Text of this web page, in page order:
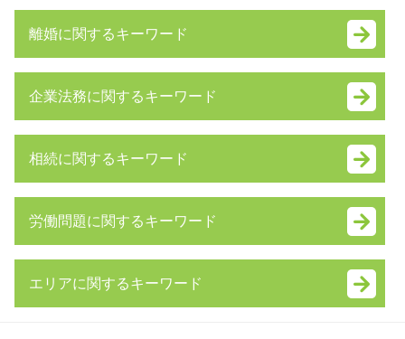
離婚に関するキーワード
共同親権 メリット デメリット
モラハラ 離婚 証拠
離婚 調停 親権
親権 とは
離婚 親権 父親
企業法務に関するキーワード
m&a メリット
議決権 とは
契約 不履行
相続に関するキーワード
相続財産 調査
相続 順位
労働問題に関するキーワード
退職金 時効
エリアに関するキーワード